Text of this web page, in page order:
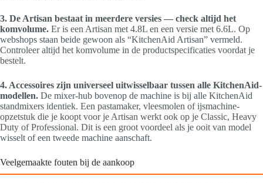
3. De Artisan bestaat in meerdere versies — check altijd het
komvolume. Er is een Artisan met 4.8L en een versie met 6.6L. Op
webshops staan beide gewoon als “KitchenAid Artisan” vermeld.
Controleer altijd het komvolume in de productspecificaties voordat je
bestelt.
4. Accessoires zijn universeel uitwisselbaar tussen alle KitchenAid-
modellen. De mixer-hub bovenop de machine is bij alle KitchenAid
standmixers identiek. Een pastamaker, vleesmolen of ijsmachine-
opzetstuk die je koopt voor je Artisan werkt ook op je Classic, Heavy
Duty of Professional. Dit is een groot voordeel als je ooit van model
wisselt of een tweede machine aanschaft.
Veelgemaakte fouten bij de aankoop